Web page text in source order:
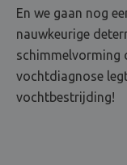
En we gaan nog
nauwkeurige
schimmelvorming
vochtdiagnose
vochtbestrijding!